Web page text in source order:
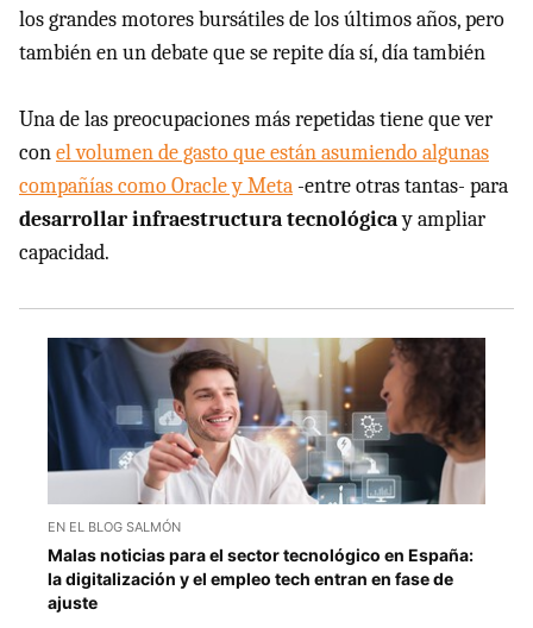
los grandes motores bursátiles de los últimos años, pero
también en un debate que se repite día sí, día también
Una de las preocupaciones más repetidas tiene que ver
conel volumen de gasto que están asumiendo algunas
compañías como Oracle y Meta -entre otras tantas- para
desarrollar infraestructura tecnológicay ampliar
capacidad.
EN EL BLOG SALMÓN
Malas noticias para el sector tecnológico en España:
la digitalización y el empleo tech entran en fase de
ajuste